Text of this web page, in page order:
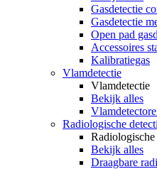
Gasdetectie
Gasdetectie
Open pad
Accessoires
Kalibratiegas
Vlamdetectie
Vlamdetectie
Bekijk alles
Radiologische
Radiologische
Bekijk alles
Draagbare